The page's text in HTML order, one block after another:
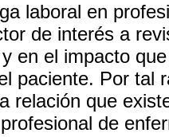
laboral en
de interés a
en el impacto
paciente. Por tal
relación que
de